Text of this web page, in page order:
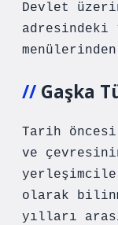
Devlet
adresindeki
Gaşka
Tarih öncesi
ve
olarak
yılları